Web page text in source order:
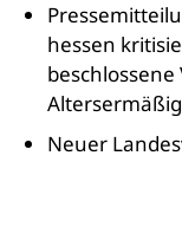
hessen
Neuer